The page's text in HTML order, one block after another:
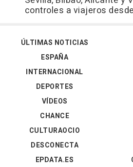
controles a viajeros
ÚLTIMAS NOTICIAS
ESPAÑA
INTERNACIONAL
DEPORTES
VÍDEOS
CHANCE
CULTURAOCIO
DESCONECTA
EPDATA.ES